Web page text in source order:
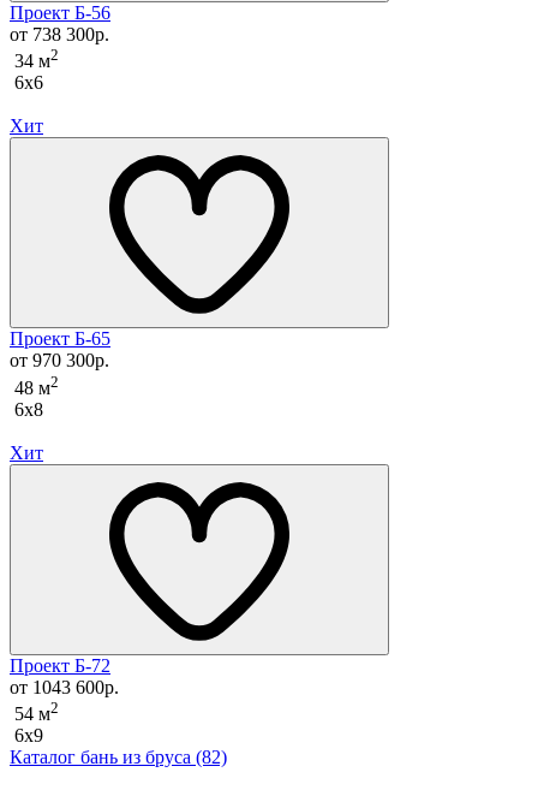
Проект Б-56
от 738 300р.
34 м2
6x6
Хит
Проект Б-65
от 970 300р.
48 м2
6x8
Хит
Проект Б-72
от 1043 600р.
54 м2
6x9
Каталог бань из бруса (82)